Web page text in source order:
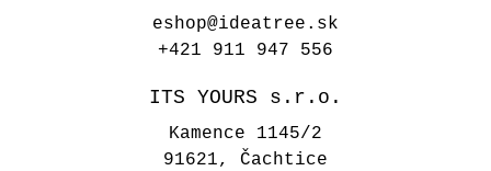
Macko s balónmi
0,70 €
eshop@ideatree.sk
+421 911 947 556
ITS YOURS s.r.o.
Kamence 1145/2
91621, Čachtice